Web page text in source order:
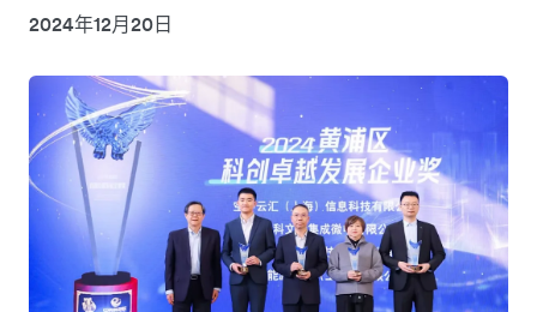
2024年12月20日